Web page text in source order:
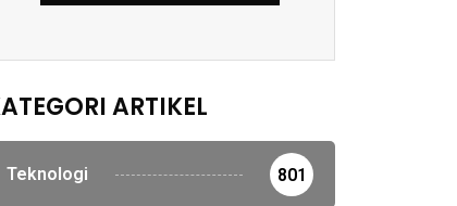
ARTIKEL
Teknologi 801